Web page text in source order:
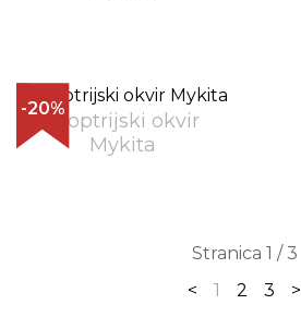
-20%
Dioptrijski okvir
Mykita
Stranica 1 / 3
<
1 2 3 >